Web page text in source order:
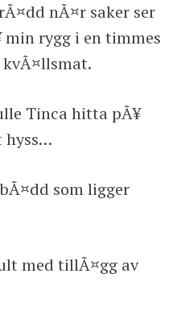
nÃ¤r saker ser
rygg i en timmes
Tinca hitta pÃ¥
hyss…
som ligger
med tillÃ¤gg av